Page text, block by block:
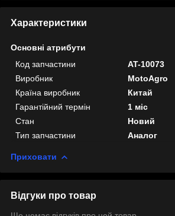
Характеристики
Основні атрибути
Код запчастини
AT-10073
Виробник
MotoAgro
Країна виробник
Китай
Гарантійний термін
1 міс
Стан
Новий
Тип запчастини
Аналог
Приховати
Відгуки про товар